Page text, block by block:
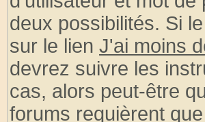
deux possibilités. Si
sur le lien J'ai moins
devrez suivre les
cas, alors peut-être
forums requièrent